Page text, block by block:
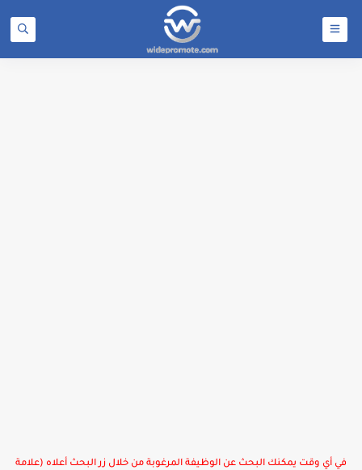
في أي وقت يمكنك البحث عن الوظيفة المرغوبة من خلال زر البحث أعلاه (علامة